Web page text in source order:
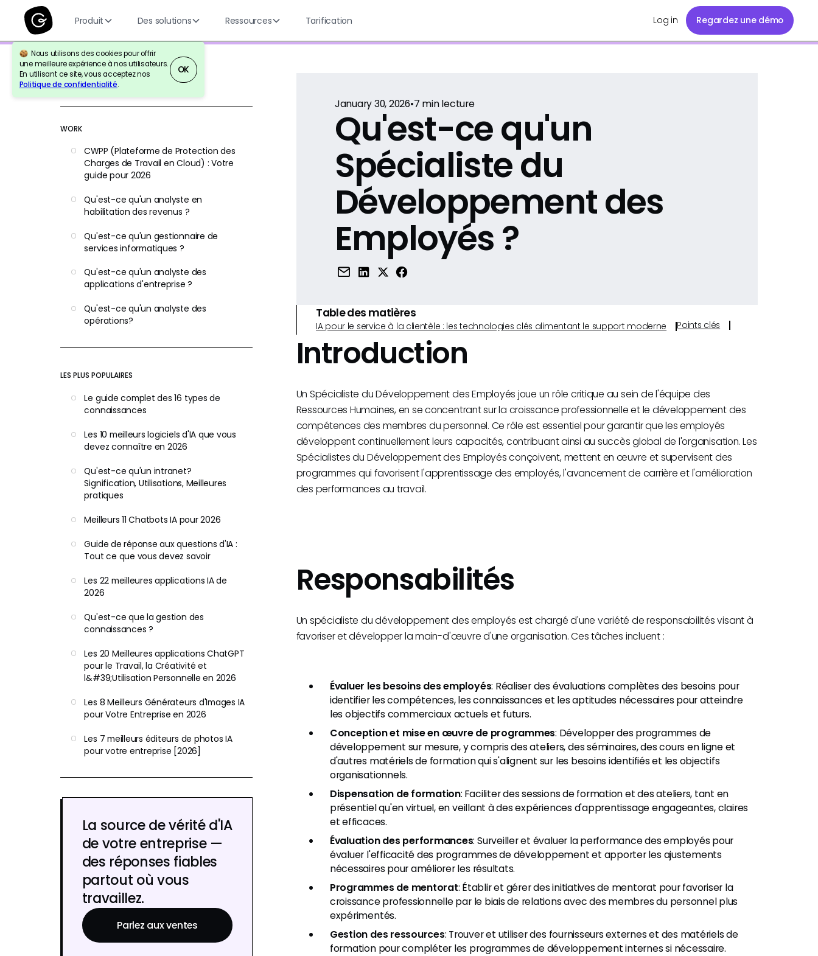
Produit Des solutions Ressources Tarification Log in Regardez une démo
Nous utilisons des cookies pour offrir
une meilleure expérience à nos utilisateurs.
En utilisant ce site, vous acceptez nos
Politique de confidentialité.
OK
Retour à la référence
WORK
CWPP (Plateforme de Protection des
Charges de Travail en Cloud) : Votre
guide pour 2026
Qu'est-ce qu'un analyste en
habilitation des revenus ?
Qu'est-ce qu'un gestionnaire de
services informatiques ?
Qu'est-ce qu'un analyste des
applications d'entreprise ?
Qu'est-ce qu'un analyste des
opérations?
LES PLUS POPULAIRES
Le guide complet des 16 types de
connaissances
Les 10 meilleurs logiciels d'IA que vous
devez connaître en 2026
Qu'est-ce qu'un intranet?
Signification, Utilisations, Meilleures
pratiques
Meilleurs 11 Chatbots IA pour 2026
Guide de réponse aux questions d'IA :
Tout ce que vous devez savoir
Les 22 meilleures applications IA de
2026
Qu'est-ce que la gestion des
connaissances ?
Les 20 Meilleures applications ChatGPT
pour le Travail, la Créativité et
l&#39;Utilisation Personnelle en 2026
Les 8 Meilleurs Générateurs d'Images IA
pour Votre Entreprise en 2026
Les 7 meilleurs éditeurs de photos IA
pour votre entreprise [2026]
La source de vérité d'IA
de votre entreprise —
des réponses fiables
partout où vous
travaillez.
Parlez aux ventes
January 30, 2026•7 min lecture
Qu'est-ce qu'un
Spécialiste du
Développement des
Employés ?
Table des matières
IA pour le service à la clientèle : les technologies clés alimentant le support moderne Points clés
Introduction
Un Spécialiste du Développement des Employés joue un rôle critique au sein de l'équipe des
Ressources Humaines, en se concentrant sur la croissance professionnelle et le développement des
compétences des membres du personnel. Ce rôle est essentiel pour garantir que les employés
développent continuellement leurs capacités, contribuant ainsi au succès global de l'organisation. Les
Spécialistes du Développement des Employés conçoivent, mettent en œuvre et supervisent des
programmes qui favorisent l'apprentissage des employés, l'avancement de carrière et l'amélioration
des performances au travail.
Responsabilités
Un spécialiste du développement des employés est chargé d'une variété de responsabilités visant à
favoriser et développer la main-d'œuvre d'une organisation. Ces tâches incluent :
Évaluer les besoins des employés: Réaliser des évaluations complètes des besoins pour
identifier les compétences, les connaissances et les aptitudes nécessaires pour atteindre
les objectifs commerciaux actuels et futurs.
Conception et mise en œuvre de programmes: Développer des programmes de
développement sur mesure, y compris des ateliers, des séminaires, des cours en ligne et
d'autres matériels de formation qui s'alignent sur les besoins identifiés et les objectifs
organisationnels.
Dispensation de formation: Faciliter des sessions de formation et des ateliers, tant en
présentiel qu'en virtuel, en veillant à des expériences d'apprentissage engageantes, claires
et efficaces.
Évaluation des performances: Surveiller et évaluer la performance des employés pour
évaluer l'efficacité des programmes de développement et apporter les ajustements
nécessaires pour améliorer les résultats.
Programmes de mentorat: Établir et gérer des initiatives de mentorat pour favoriser la
croissance professionnelle par le biais de relations avec des membres du personnel plus
expérimentés.
Gestion des ressources: Trouver et utiliser des fournisseurs externes et des matériels de
formation pour compléter les programmes de développement internes si nécessaire.